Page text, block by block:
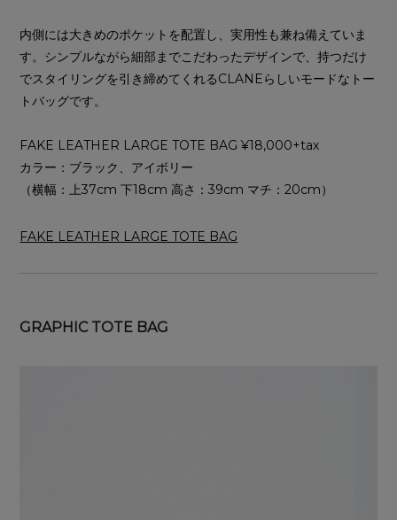
内側には大きめのポケットを配置し、実用性も兼ね備えていま
す。シンプルながら細部までこだわったデザインで、持つだけ
でスタイリングを引き締めてくれるCLANEらしいモードなトー
トバッグです。
FAKE LEATHER LARGE TOTE BAG ¥18,000+tax
カラー：ブラック、アイボリー
（横幅：上37cm 下18cm 高さ：39cm マチ：20cm）
FAKE LEATHER LARGE TOTE BAG
GRAPHIC TOTE BAG